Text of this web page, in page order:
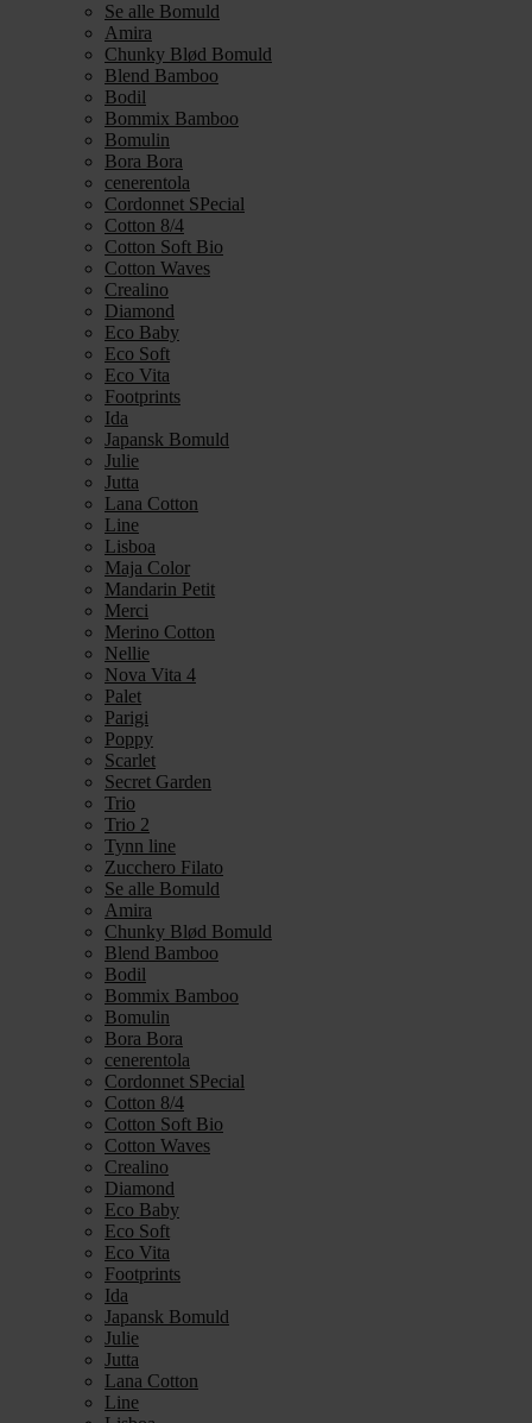
Se alle Bomuld
Amira
Chunky Blød Bomuld
Blend Bamboo
Bodil
Bommix Bamboo
Bomulin
Bora Bora
cenerentola
Cordonnet SPecial
Cotton 8/4
Cotton Soft Bio
Cotton Waves
Crealino
Diamond
Eco Baby
Eco Soft
Eco Vita
Footprints
Ida
Japansk Bomuld
Julie
Jutta
Lana Cotton
Line
Lisboa
Maja Color
Mandarin Petit
Merci
Merino Cotton
Nellie
Nova Vita 4
Palet
Parigi
Poppy
Scarlet
Secret Garden
Trio
Trio 2
Tynn line
Zucchero Filato
Se alle Bomuld
Amira
Chunky Blød Bomuld
Blend Bamboo
Bodil
Bommix Bamboo
Bomulin
Bora Bora
cenerentola
Cordonnet SPecial
Cotton 8/4
Cotton Soft Bio
Cotton Waves
Crealino
Diamond
Eco Baby
Eco Soft
Eco Vita
Footprints
Ida
Japansk Bomuld
Julie
Jutta
Lana Cotton
Line